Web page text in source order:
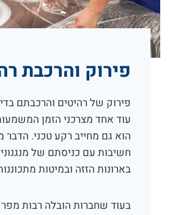
פירוק והרכבת
פירוק של רהיטים והרכבתם
עוד אחד מצרכני הזמן
הוא גם מחייב רקע טכני.
חשיבות עם כניסתם של
בארונות הזזה ובמיטות
בעוד שחברות הובלה רבות